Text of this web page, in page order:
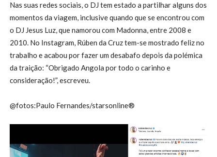
Nas suas redes sociais, o DJ tem estado a partilhar alguns dos
momentos da viagem, inclusive quando que se encontrou com
o DJ Jesus Luz, que namorou com Madonna, entre 2008 e
2010. No Instagram, Rúben da Cruz tem-se mostrado feliz no
trabalho e acabou por fazer um desabafo depois da polémica
da traição: “Obrigado Angola por todo o carinho e
consideração!”, escreveu.
@fotos:Paulo Fernandes/starsonline®